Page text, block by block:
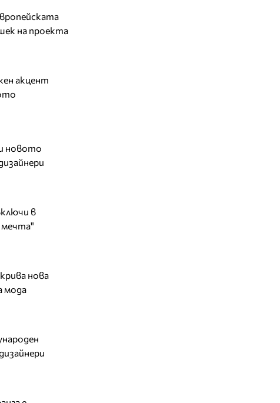
на проекта
акцент
новото
в
мечта"
нова
мода